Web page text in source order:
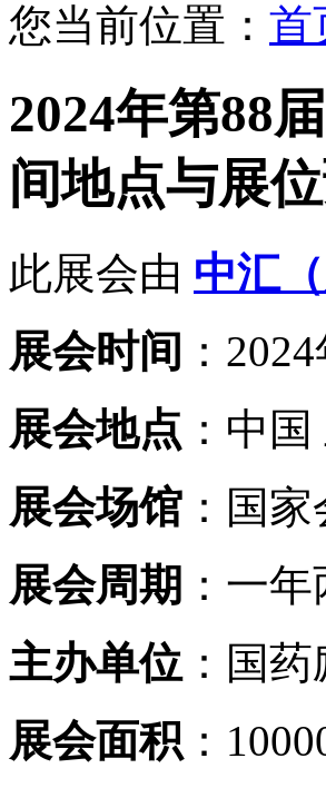
您当前位置： 首
2024年第88
间地点与展
此展会由 中汇
展会时间 ：
展会地点 ：中
展会场馆 ：国
展会周期 ：一
主办单位 ：国
展会面积 ：